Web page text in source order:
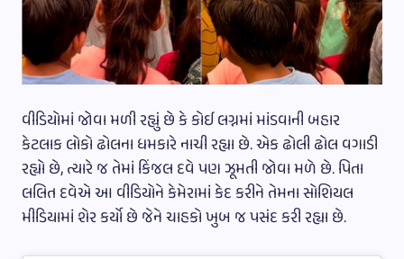
વીડિયોમાં જોવા મળી રહ્યું છે કે કોઈ લગ્નમાં માંડવાની બહાર
કેટલાક લોકો ઢોલના ધમકારે નાચી રહ્યા છે. એક ઢોલી ઢોલ વગાડી
રહ્યો છે, ત્યારે જ તેમાં કિંજલ દવે પણ ઝૂમતી જોવા મળે છે. પિતા
લલિત દવેએ આ વીડિયોને કેમેરામાં કેદ કરીને તેમના સોશિયલ
મીડિયામાં શેર કર્યો છે જેને ચાહકો ખુબ જ પસંદ કરી રહ્યા છે.